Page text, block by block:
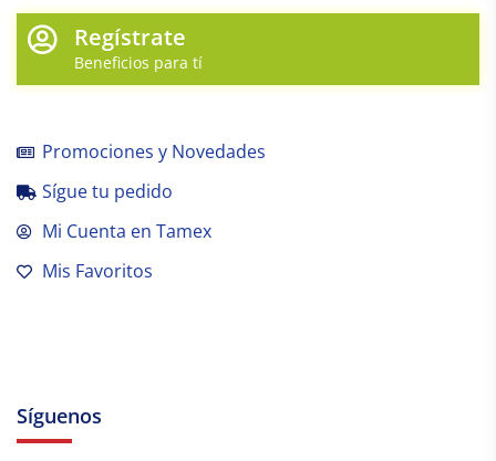
Regístrate
Beneficios para tí
Promociones y Novedades
Sígue tu pedido
Mi Cuenta en Tamex
Mis Favoritos
Síguenos